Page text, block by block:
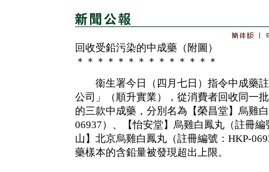
回收受鉛污染的中成藥（附圖）
＊＊＊＊＊＊＊＊＊＊＊＊＊＊
衞生署今日（四月七日）指令中成藥註
公司」（順升實業），從消費者回收同一
的三款中成藥，分別名為【榮昌堂】烏雞
06937）、【怡安堂】烏雞白鳳丸（註冊
山】北京烏雞白鳳丸（註冊編號：HKP-
藥樣本的含鉛量被發現超出上限。